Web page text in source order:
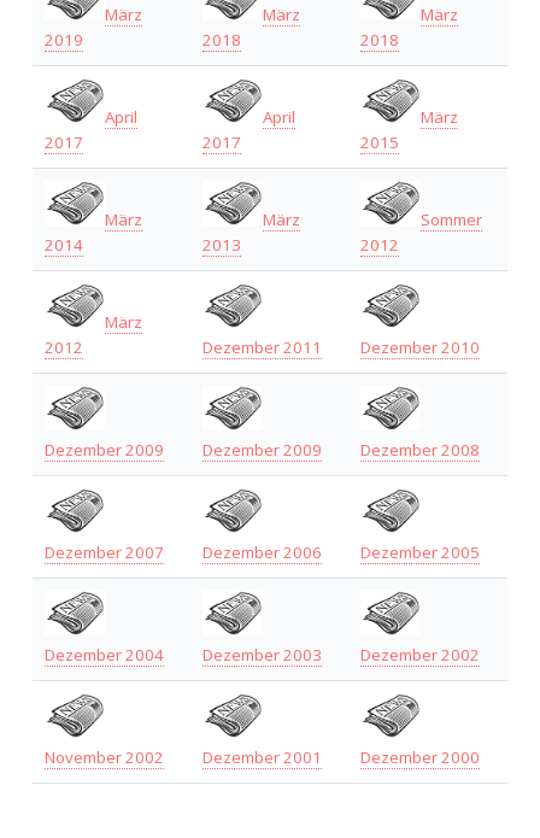
März
2019
März
2018
März
2018
April
2017
April
2017
März
2015
März
2014
März
2013
Sommer
2012
März
2012
Dezember 2011 Dezember 2010
Dezember 2009 Dezember 2009 Dezember 2008
Dezember 2007 Dezember 2006 Dezember 2005
Dezember 2004 Dezember 2003 Dezember 2002
November 2002 Dezember 2001 Dezember 2000